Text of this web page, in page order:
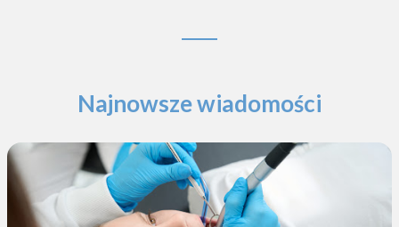
Najnowsze wiadomości